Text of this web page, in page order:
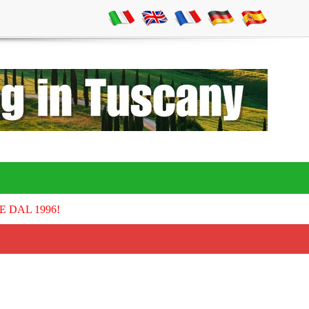
DAL 1996!